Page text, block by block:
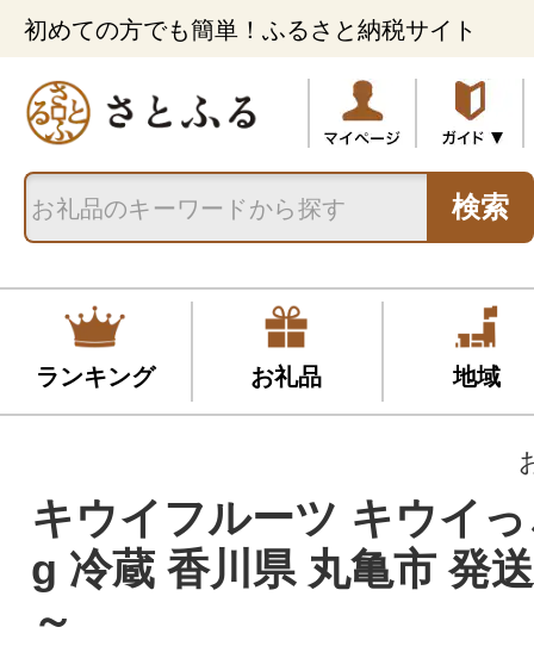
初めての方でも簡単！ふるさと納税サイト
検索
ランキング お礼品 地域
キウイフルーツ キウイ
g 冷蔵 香川県 丸亀市 発
～